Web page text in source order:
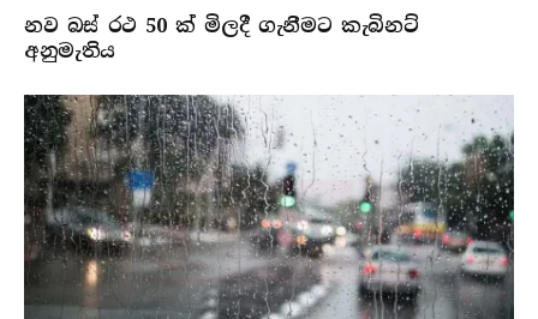
නව බස් රථ 50 ක් මිලදී ගැනීමට කැබිනට්
අනුමැතිය